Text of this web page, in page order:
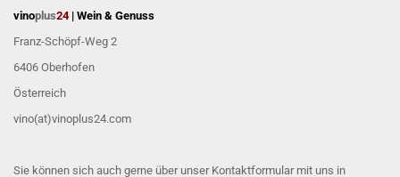
vinoplus24| Wein & Genuss
Franz-Schöpf-Weg 2
6406 Oberhofen
Österreich
vino(at)vinoplus24.com
Sie können sich auch gerne über unser Kontaktformularmit uns in